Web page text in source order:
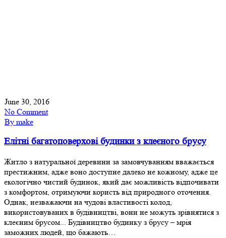
June 30, 2016
No Comment
By make
Елітні багатоповерхові будинки з клеєного брусу
Житло з натуральної деревини за замовчуванням вважається
престижним, адже воно доступне далеко не кожному, адже це
екологічно чистий будинок, який дає можливість відпочивати
з комфортом, отримуючи користь від природного оточення.
Однак, незважаючи на чудові властивості колод,
використовуваних в будівництві, вони не можуть зрівнятися з
клеєним брусом... Будівництво будинку з брусу – мрія
заможних людей, що бажають…